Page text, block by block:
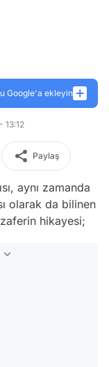
Google'a ekleyin
13:12
Paylaş
aynı zamanda
olarak da bilinen
zaferin hikayesi;